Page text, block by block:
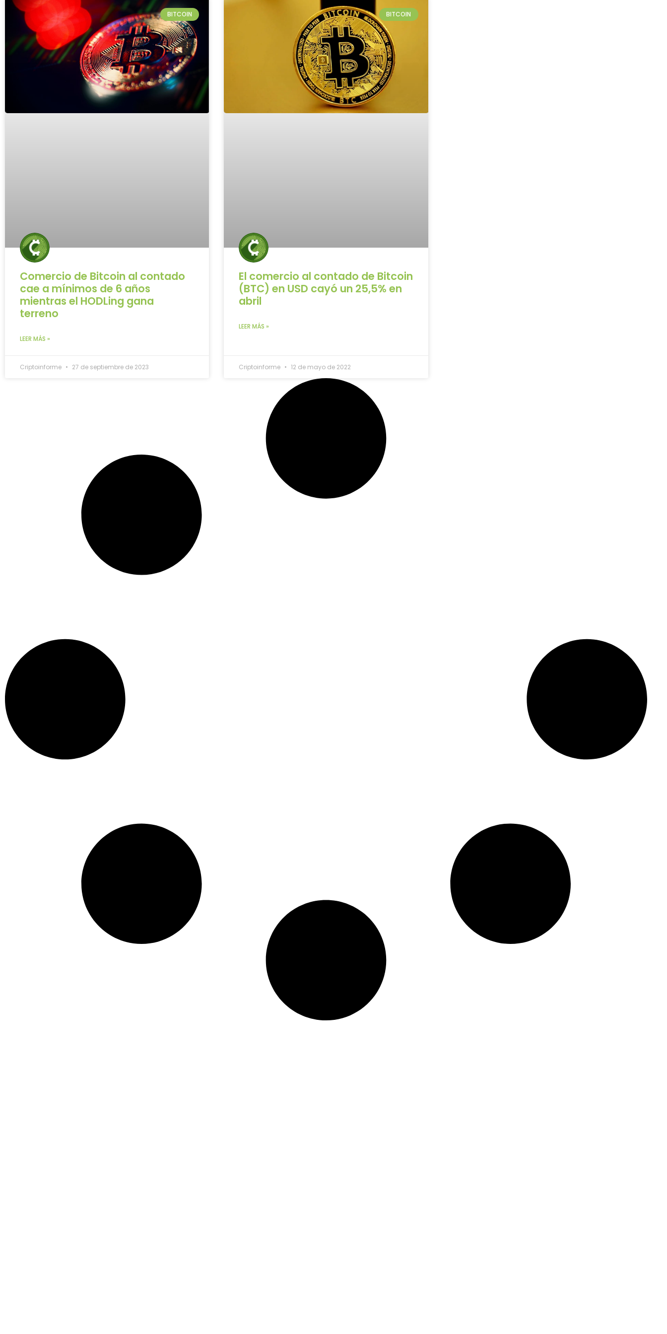
BITCOIN
Comercio de Bitcoin al contado
cae a mínimos de 6 años
mientras el HODLing gana
terreno
LEER MÁS »
Criptoinforme 27 de septiembre de 2023
BITCOIN
El comercio al contado de Bitcoin
(BTC) en USD cayó un 25,5% en
abril
LEER MÁS »
Criptoinforme 12 de mayo de 2022